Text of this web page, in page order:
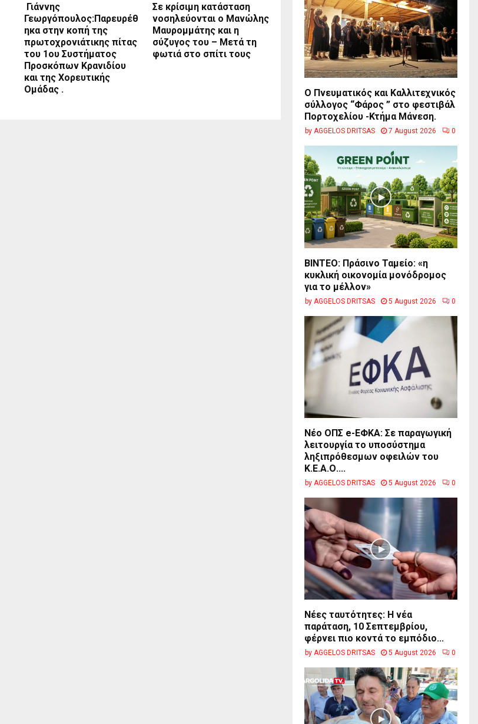
Γιάννης
Γεωργόπουλος:Παρευρέθ
ηκα στην κοπή της
πρωτοχρονιάτικης πίτας
του 1ου Συστήματος
Προσκόπων Κρανιδίου
και της Χορευτικής
Ομάδας .
Σε κρίσιμη κατάσταση
νοσηλεύονται ο Μανώλης
Μαυρομμάτης και η
σύζυγος του – Μετά τη
φωτιά στο σπίτι τους
Ο Πνευματικός και Καλλιτεχνικός
σύλλογος “Φάρος ” στο φεστιβάλ
Πορτοχελίου -Κτήμα Μάνεση.
by AGGELOS DRITSAS 7 August 2026 0
BINTEO: Πράσινο Ταμείο: «η
κυκλική οικονομία μονόδρομος
για το μέλλον»
by AGGELOS DRITSAS 5 August 2026 0
Νέο ΟΠΣ e-ΕΦΚΑ: Σε παραγωγική
λειτουργία το υποσύστημα
ληξιπρόθεσμων οφειλών του
Κ.Ε.Α.Ο....
by AGGELOS DRITSAS 5 August 2026 0
Νέες ταυτότητες: Η νέα
παράταση, 10 Σεπτεμβρίου,
φέρνει πιο κοντά το εμπόδιο...
by AGGELOS DRITSAS 5 August 2026 0